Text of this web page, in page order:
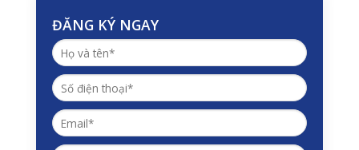
ĐĂNG KÝ NGAY